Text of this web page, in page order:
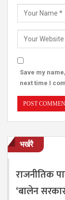
Save my
next time I
भर्खरै
राजनीतिक
‘बालेन